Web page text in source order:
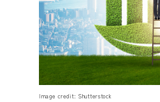
Image credit: Shutterstock